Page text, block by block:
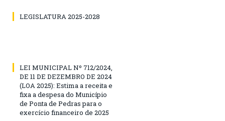
LEGISLATURA 2025-2028
LEI MUNICIPAL Nº 712/2024,
DE 11 DE DEZEMBRO DE 2024
(LOA 2025): Estima a receita e
fixa a despesa do Município
de Ponta de Pedras para o
exercício financeiro de 2025